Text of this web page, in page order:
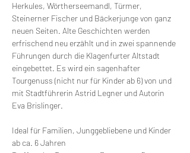
Herkules, Wörtherseemandl, Türmer,
Steinerner Fischer und Bäckerjunge von ganz
neuen Seiten. Alte Geschichten werden
erfrischend neu erzählt und in zwei spannende
Führungen durch die Klagenfurter Altstadt
eingebettet. Es wird ein sagenhafter
Tourgenuss (nicht nur für Kinder ab 6) von und
mit Stadtführerin Astrid Legner und Autorin
Eva Brislinger.
Ideal für Familien, Junggebliebene und Kinder
ab ca. 6 Jahren